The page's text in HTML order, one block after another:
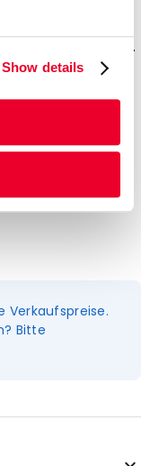
Show details
das
werden kann.
FecCollect
und zu
werden
Verkaufspreise.
Bitte